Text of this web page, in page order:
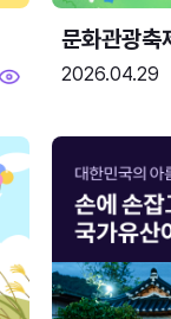
문화관광축
2026.04.29